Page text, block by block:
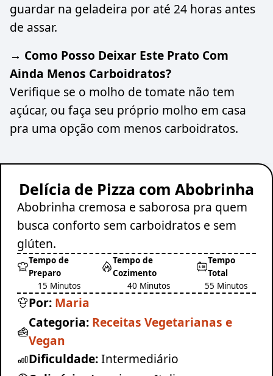
guardar na geladeira por até 24 horas antes
de assar.
→ Como Posso Deixar Este Prato Com
Ainda Menos Carboidratos?
Verifique se o molho de tomate não tem
açúcar, ou faça seu próprio molho em casa
pra uma opção com menos carboidratos.
Delícia de Pizza com Abobrinha
Abobrinha cremosa e saborosa pra quem
busca conforto sem carboidratos e sem
glúten.
Tempo de
Preparo
15 Minutos
Tempo de
Cozimento
40 Minutos
Tempo
Total
55 Minutos
Por: Maria
Categoria: Receitas Vegetarianas e
Vegan
Dificuldade:Intermediário